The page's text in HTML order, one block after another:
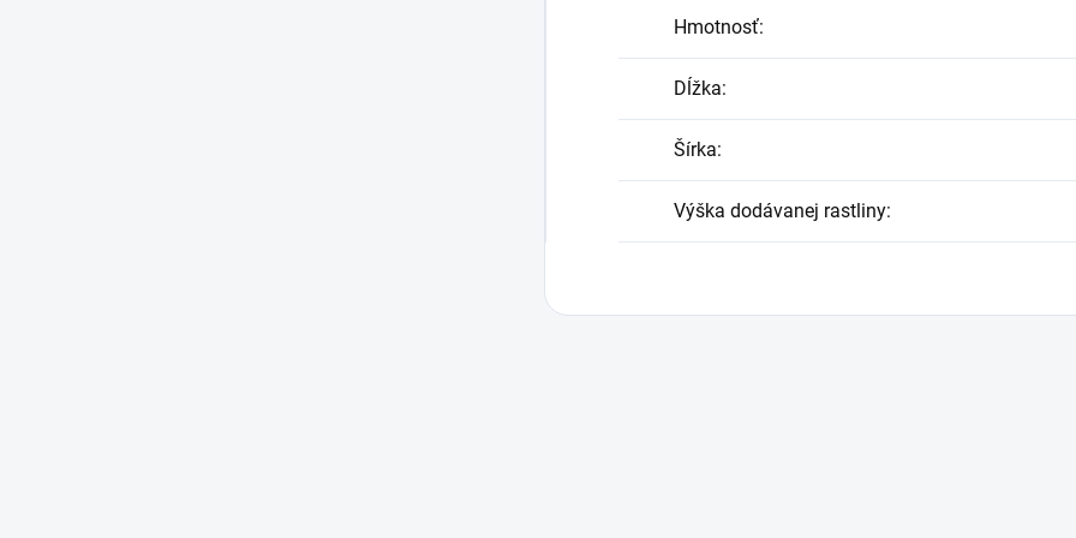
Hmotnosť:
Dĺžka:
Šírka:
Výška dodávanej rastliny: